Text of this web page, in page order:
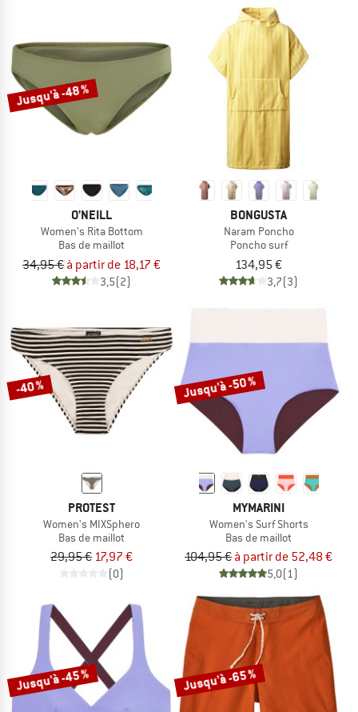
Jusqu'à -48 %
O'NEILL
Women's Rita Bottom
Bas de maillot
34,95 € à partir de 18,17 €
3,5(2)
BONGUSTA
Naram Poncho
Poncho surf
134,95 €
3,7(3)
-40 %
PROTEST
Women's MIXSphero
Bas de maillot
29,95 € 17,97 €
(0)
Jusqu'à -50 %
MYMARINI
Women's Surf Shorts
Bas de maillot
104,95 € à partir de 52,48 €
5,0(1)
Jusqu'à -45 % Jusqu'à -65 %